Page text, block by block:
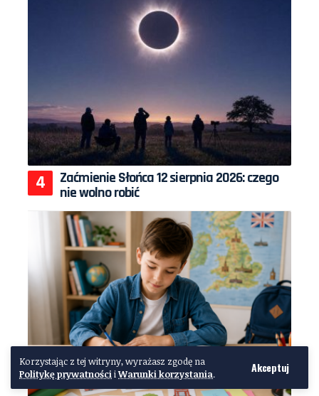
Korzystając z tej witryny, wyrażasz zgodę na
Politykę prywatnościiWarunki korzystania. Akceptuj
Zaćmienie Słońca 12 sierpnia 2026: czego
nie wolno robić